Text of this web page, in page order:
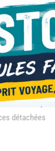
détachées